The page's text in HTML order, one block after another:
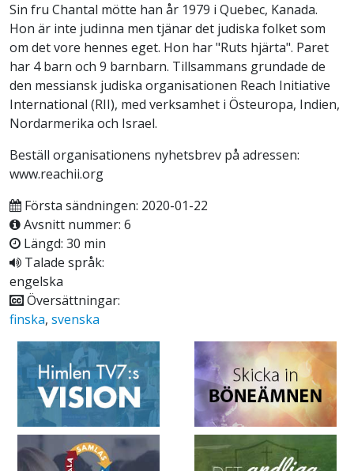
Sin fru Chantal mötte han år 1979 i Quebec, Kanada.
Hon är inte judinna men tjänar det judiska folket som
om det vore hennes eget. Hon har "Ruts hjärta". Paret
har 4 barn och 9 barnbarn. Tillsammans grundade de
den messiansk judiska organisationen Reach Initiative
International (RII), med verksamhet i Östeuropa, Indien,
Nordarmerika och Israel.
Beställ organisationens nyhetsbrev på adressen:
www.reachii.org
Första sändningen: 2020-01-22
Avsnitt nummer: 6
Längd: 30 min
Talade språk:
engelska
Översättningar:
finska, svenska